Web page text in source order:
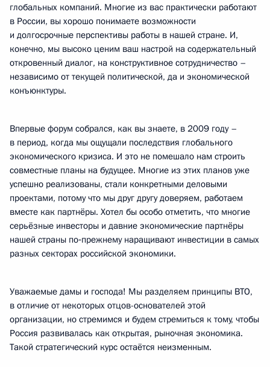
глобальных компаний. Многие из вас практически работают
в России, вы хорошо понимаете возможности
и долгосрочные перспективы работы в нашей стране. И,
конечно, мы высоко ценим ваш настрой на содержательный
откровенный диалог, на конструктивное сотрудничество –
независимо от текущей политической, да и экономической
конъюнктуры.
Впервые форум собрался, как вы знаете, в 2009 году –
в период, когда мы ощущали последствия глобального
экономического кризиса. И это не помешало нам строить
совместные планы на будущее. Многие из этих планов уже
успешно реализованы, стали конкретными деловыми
проектами, потому что мы друг другу доверяем, работаем
вместе как партнёры. Хотел бы особо отметить, что многие
серьёзные инвесторы и давние экономические партнёры
нашей страны по‑прежнему наращивают инвестиции в самых
разных секторах российской экономики.
Уважаемые дамы и господа! Мы разделяем принципы ВТО,
в отличие от некоторых отцов-основателей этой
организации, но стремимся и будем стремиться к тому, чтобы
Россия развивалась как открытая, рыночная экономика.
Такой стратегический курс остаётся неизменным.